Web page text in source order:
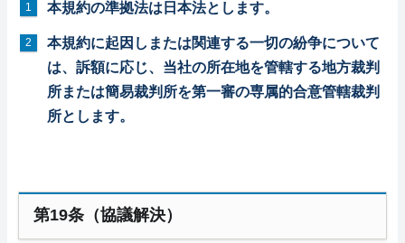
本規約の準拠法は日本法とします。
本規約に起因しまたは関連する一切の紛争について
は、訴額に応じ、当社の所在地を管轄する地方裁判
所または簡易裁判所を第一審の専属的合意管轄裁判
所とします。
第19条（協議解決）